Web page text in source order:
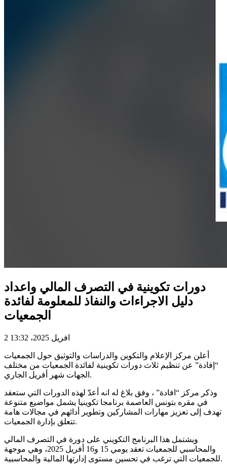
دورات تكوينية في التصرف المالي واعداد
دليل الاجراءات والنفاذ للمعلومة لفائدة
الجمعيات
2 افريل 2025، 13:32
أعلن مركز الإعلام والتكوين والدراسات والتوثيق حول الجمعيات
“إفادة” عن تنظيم ثلاث دورات تكوينية لفائدة الجمعيات من مختلف
الجهات شهر أفريل الجاري.
وذكر مركز “افادة” ، وفق بلاغ له انه أعدّ لهذه الدورات التي ستعقد
في مقره بتونس العاصمة برنامجا تكوينيا يشمل مواضيع متنوعة
تهدف إلى تعزيز مهارات المشاركين وتطوير أدائهم في مجالات هامة
تتعلق بإدارة الجمعيات.
ويشتمل هذا البرنامج التكويني على دورة في التصرف المالي
والمحاسبي للجمعيات تعقد يومي 15 و16 أفريل 2025، وهي موجهة
للجمعيات التي ترغب في تحسين مستوى إدارتها المالية والمحاسبية.